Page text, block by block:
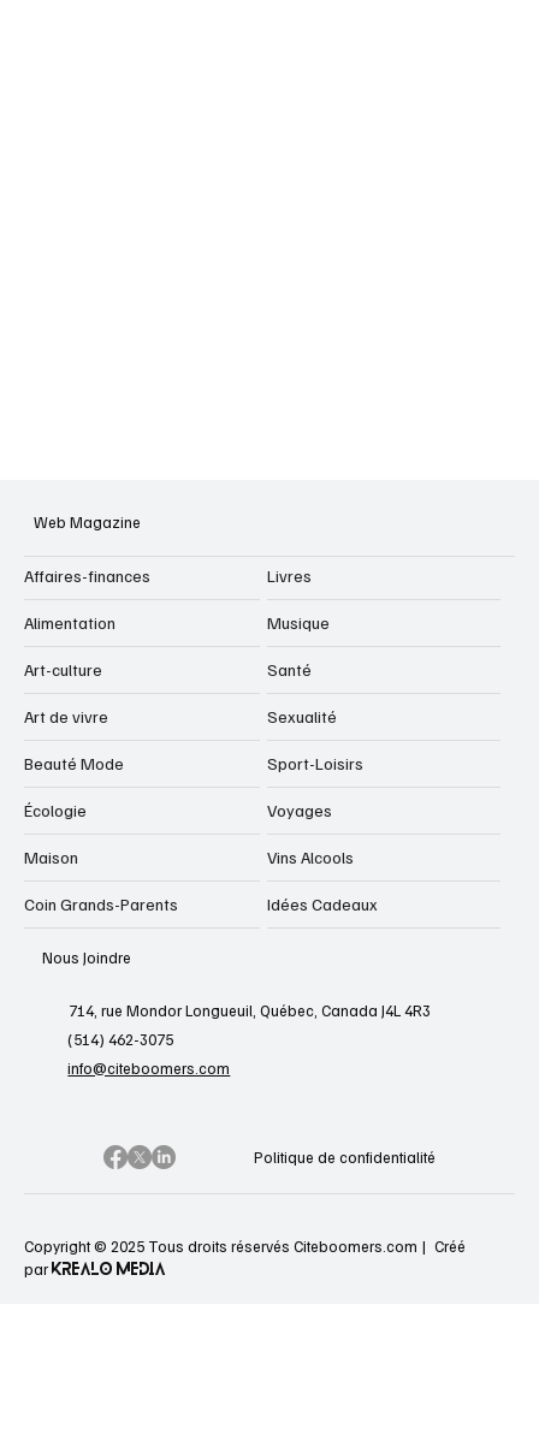
Web Magazine
Affaires-finances
Alimentation
Art-culture
Art de vivre
Beauté Mode
Écologie
Maison
Coin Grands-Parents
Livres
Musique
Santé
Sexualité
Sport-Loisirs
Voyages
Vins Alcools
Idées Cadeaux
Nous Joindre
714, rue Mondor Longueuil, Québec, Canada J4L 4R3
(514) 462-3075
info@citeboomers.com
Politique de confidentialité
Copyright © 2025 Tous droits réservés Citeboomers.com | Créé
par KREALO MEDIA